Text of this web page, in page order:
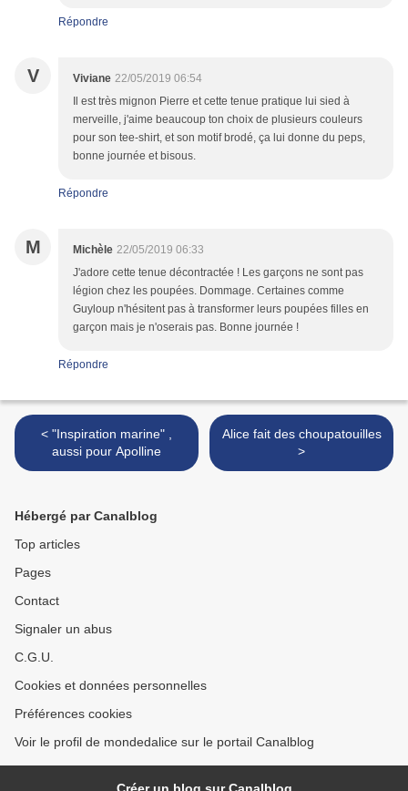
Répondre
V Viviane 22/05/2019 06:54
Il est très mignon Pierre et cette tenue pratique lui sied à
merveille, j'aime beaucoup ton choix de plusieurs couleurs
pour son tee-shirt, et son motif brodé, ça lui donne du peps,
bonne journée et bisous.
Répondre
M Michèle 22/05/2019 06:33
J'adore cette tenue décontractée ! Les garçons ne sont pas
légion chez les poupées. Dommage. Certaines comme
Guyloup n'hésitent pas à transformer leurs poupées filles en
garçon mais je n'oserais pas. Bonne journée !
Répondre
< "Inspiration marine" ,
aussi pour Apolline
Alice fait des choupatouilles
>
Hébergé par Canalblog
Top articles
Pages
Contact
Signaler un abus
C.G.U.
Cookies et données personnelles
Préférences cookies
Voir le profil de mondedalice sur le portail Canalblog